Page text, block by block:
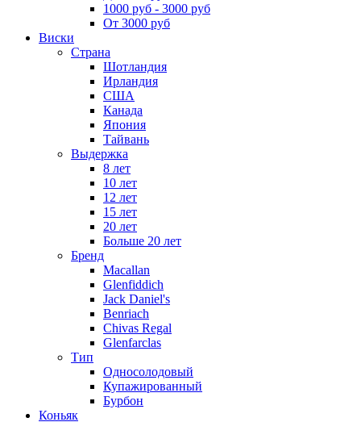
1000 руб - 3000 руб
От 3000 руб
Виски
Страна
Шотландия
Ирландия
США
Канада
Япония
Тайвань
Выдержка
8 лет
10 лет
12 лет
15 лет
20 лет
Больше 20 лет
Бренд
Macallan
Glenfiddich
Jack Daniel's
Benriach
Chivas Regal
Glenfarclas
Тип
Односолодовый
Купажированный
Бурбон
Коньяк